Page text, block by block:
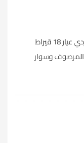
ساعة بولغاري مع علبة من الذهب الوردي عيار 18 قيراط
وسوار